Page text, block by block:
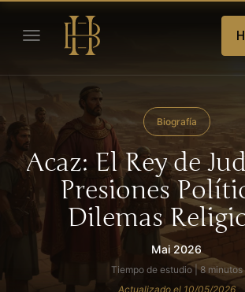
Biografía
Acaz: El Rey de
Presiones
Dilemas
Mai 2026
Tiempo de estudio | 8 minutos
Actualizado el 10/05/2026